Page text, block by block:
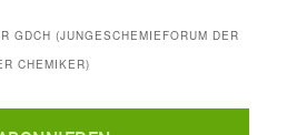
GDCH (JUNGESCHEMIEFORUM DER
CHEMIKER)